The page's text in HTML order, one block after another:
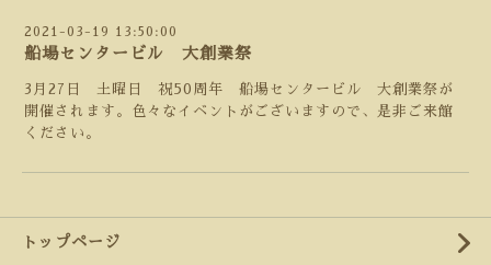
2021-03-19 13:50:00
船場センタービル 大創業祭
3月27日 土曜日 祝50周年 船場センタービル 大創業祭が
開催されます。色々なイベントがございますので、是非ご来館
ください。
トップページ